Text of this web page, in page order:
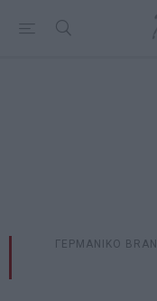
ΓΕΡΜΑΝΙΚΟ